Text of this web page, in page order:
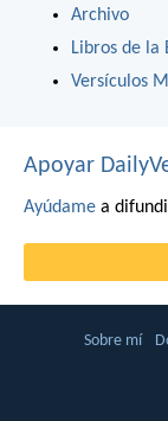
Archivo
Libros de la
Versículos
Apoyar
Ayúdame a
Sobre mí